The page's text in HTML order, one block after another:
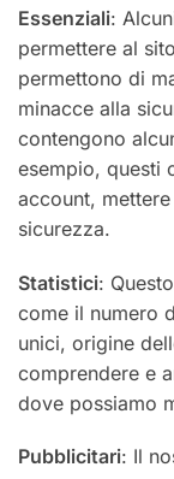
Essenziali:
permettere al
permettono di
minacce alla
contengono
esempio, questi
account,
sicurezza.
Statistici:
come il numero
unici, origine
comprendere e
dove possiamo
Pubblicitari: Il